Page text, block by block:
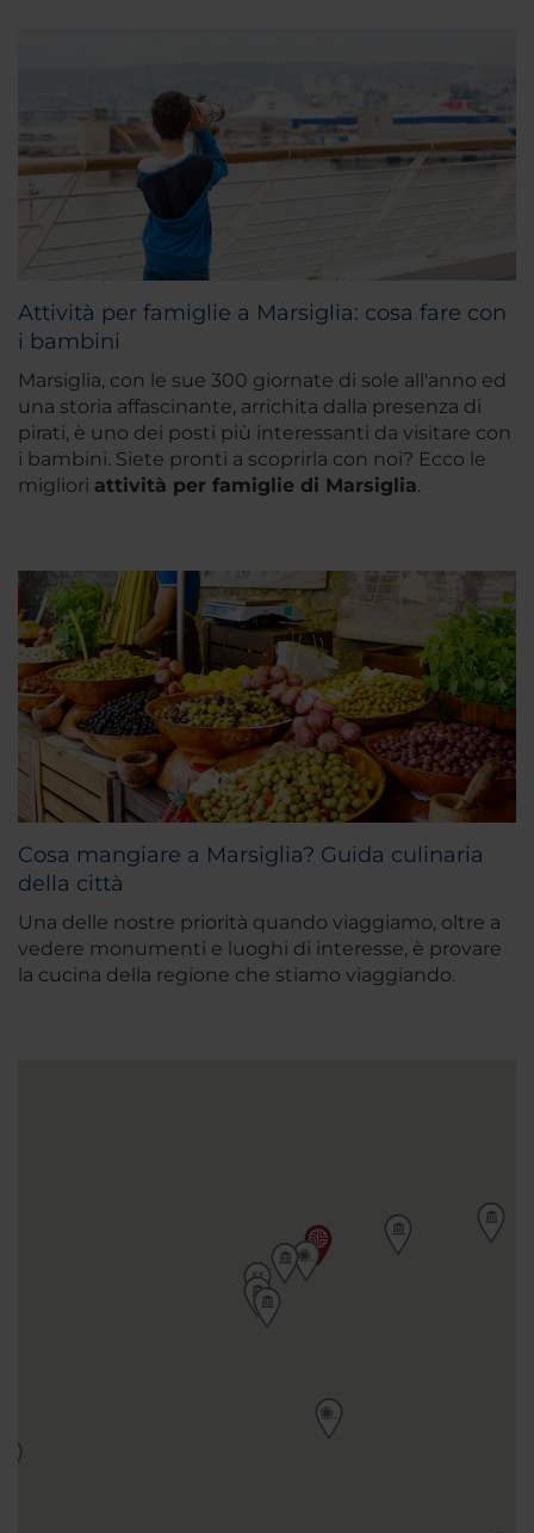
Attività per famiglie a Marsiglia: cosa fare con
i bambini
Marsiglia, con le sue 300 giornate di sole all'anno ed
una storia affascinante, arrichita dalla presenza di
pirati, è uno dei posti più interessanti da visitare con
i bambini. Siete pronti a scoprirla con noi? Ecco le
migliori attività per famiglie di Marsiglia.
Cosa mangiare a Marsiglia? Guida culinaria
della città
Una delle nostre priorità quando viaggiamo, oltre a
vedere monumenti e luoghi di interesse, è provare
la cucina della regione che stiamo viaggiando.